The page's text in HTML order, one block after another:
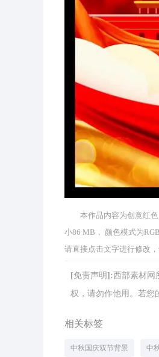
本作品内容为创意红
小86 MB， 颜色模式为
请直接点击文字进行修改
[免责声明]:西部素材网
权，请勿作他用。若您
相关标签
中秋国庆双节背景 中